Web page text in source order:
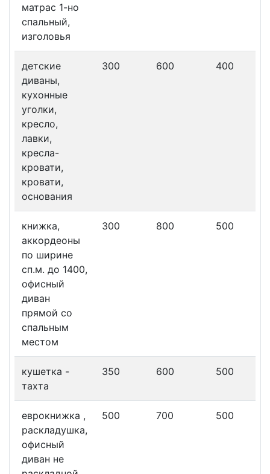
матрас 1-но
спальный,
изголовья
детские
диваны,
кухонные
уголки,
кресло,
лавки,
кресла-
кровати,
кровати,
основания
300 600 400
книжка,
аккордеоны
по ширине
сп.м. до 1400,
офисный
диван
прямой со
спальным
местом
300 800 500
кушетка -
тахта
350 600 500
еврокнижка ,
раскладушка,
офисный
диван не
500 700 500